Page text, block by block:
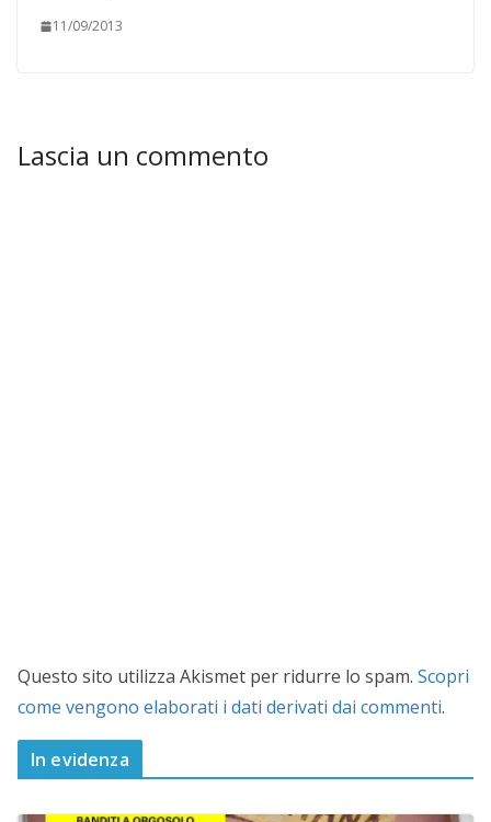
11/09/2013
Lascia un commento
Questo sito utilizza Akismet per ridurre lo spam. Scopri
come vengono elaborati i dati derivati dai commenti.
In evidenza